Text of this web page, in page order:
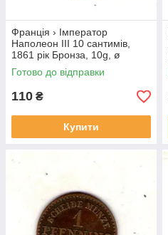
Франція › Імператор
Наполеон III 10 сантимів,
1861 рік Бронза, 10g, ø
30.2mm №3970
Готово до відправки
110 ₴
Купити